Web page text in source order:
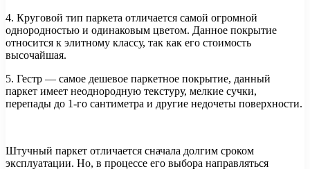
4. Круговой тип паркета отличается самой огромной
однородностью и одинаковым цветом. Данное покрытие
относится к элитному классу, так как его стоимость
высочайшая.
5. Гестр — самое дешевое паркетное покрытие, данный
паркет имеет неоднородную текстуру, мелкие сучки,
перепады до 1-го сантиметра и другие недочеты поверхности.
Штучный паркет отличается сначала долгим сроком
эксплуатации. Но, в процессе его выбора направляться